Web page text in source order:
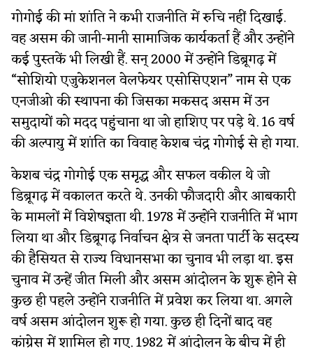
गोगोई की मां शांति ने कभी राजनीति में रुचि नहीं दिखाई.
वह असम की जानी-मानी सामाजिक कार्यकर्ता हैं और उन्होंने
कई पुस्तकें भी लिखी हैं. सन् 2000 में उन्होंने डिब्रूगढ़ में
“सोशियो एजुकेशनल वेलफेयर एसोसिएशन” नाम से एक
एनजीओ की स्थापना की जिसका मकसद असम में उन
समुदायों को मदद पहुंचाना था जो हाशिए पर पड़े थे. 16 वर्ष
की अल्पायु में शांति का विवाह केशब चंद्र गोगोई से हो गया.
केशब चंद्र गोगोई एक समृद्ध और सफल वकील थे जो
डिब्रूगढ़ में वकालत करते थे. उनकी फौजदारी और आबकारी
के मामलों में विशेषज्ञता थी. 1978 में उन्होंने राजनीति में भाग
लिया था और डिब्रूगढ़ निर्वाचन क्षेत्र से जनता पार्टी के सदस्य
की हैसियत से राज्य विधानसभा का चुनाव भी लड़ा था. इस
चुनाव में उन्हें जीत मिली और असम आंदोलन के शुरू होने से
कुछ ही पहले उन्होंने राजनीति में प्रवेश कर लिया था. अगले
वर्ष असम आंदोलन शुरू हो गया. कुछ ही दिनों बाद वह